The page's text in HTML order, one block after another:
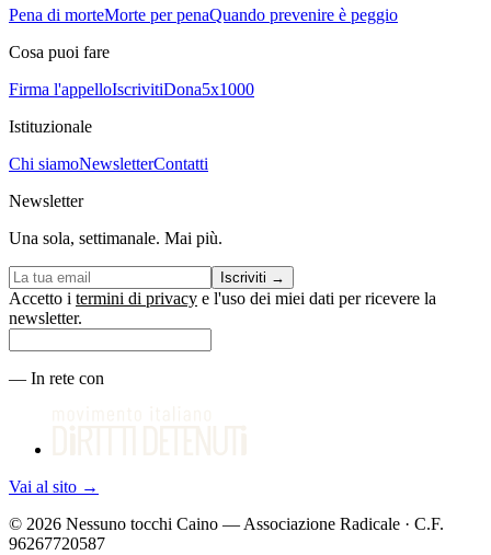
Pena di morteMorte per penaQuando prevenire è peggio
Cosa puoi fare
Firma l'appelloIscrivitiDona5x1000
Istituzionale
Chi siamoNewsletterContatti
Newsletter
Una sola, settimanale. Mai più.
Iscriviti →
Accetto i termini di privacy e l'uso dei miei dati per ricevere la
newsletter.
— In rete con
Vai al sito →
© 2026 Nessuno tocchi Caino — Associazione Radicale · C.F.
96267720587